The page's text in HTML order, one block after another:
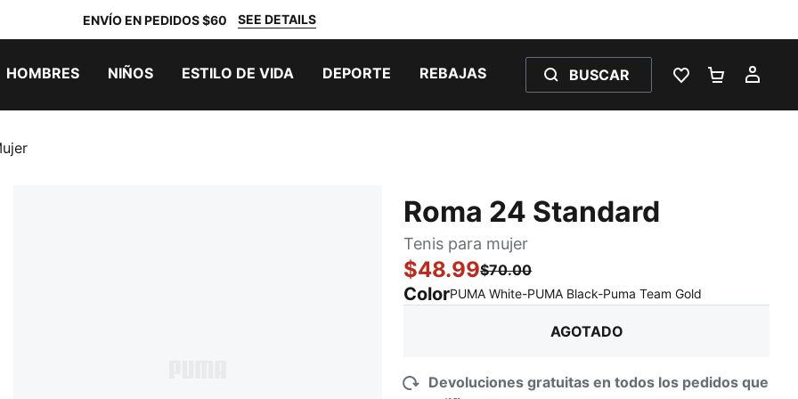
ENVÍO EN PEDIDOS $60 SEE DETAILS
HOMBRES NIÑOS ESTILO DE VIDA DEPORTE REBAJAS BUSCAR
LISTA DE
Roma 24 Standard
Tenis para mujer
$48.99$70.00
ColorPUMA White-PUMA Black-Puma Team Gold
AGOTADO
Devoluciones gratuitas en todos los pedidos que